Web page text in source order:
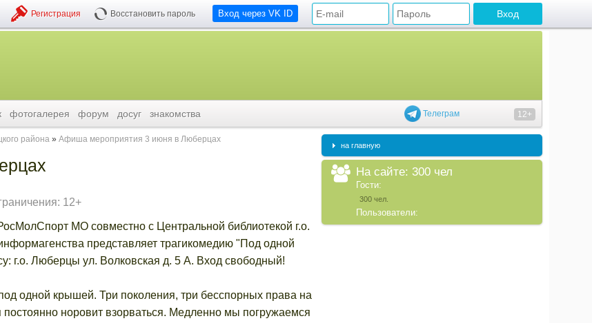
Вход через VK ID
Регистрация Восстановить пароль
Телеграм 12+
фотогалерея форум досуг знакомства
района Афиша мероприятия 3 июня в Люберцах
12+
МО совместно с Центральной библиотекой г.о.
представляет трагикомедию "Под одной
г.о. Люберцы ул. Волковская д. 5 А. Вход свободный!
одной крышей. Три поколения, три бесспорных права на
норовит взорваться. Медленно мы погружаемся
на главную
На сайте: 300 чел
Гости:
300 чел.
Пользователи: